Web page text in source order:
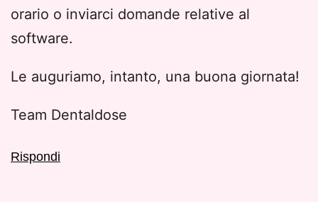
orario o inviarci domande relative al
software.
Le auguriamo, intanto, una buona giornata!
Team Dentaldose
Rispondi